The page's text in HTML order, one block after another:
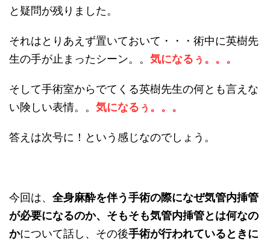
と疑問が残りました。
それはとりあえず置いておいて・・・術中に英樹先
生の手が止まったシーン。。 気になるぅ。。。
そして手術室からでてくる英樹先生の何とも言えな
い険しい表情。。 気になるぅ。。。
答えは次号に！という感じなのでしょう。
今回は、 全身麻酔を伴う手術の際になぜ気管内挿管
が必要になるのか、そもそも気管内挿管とは何なの
かについて話し、その後手術が行われているときに